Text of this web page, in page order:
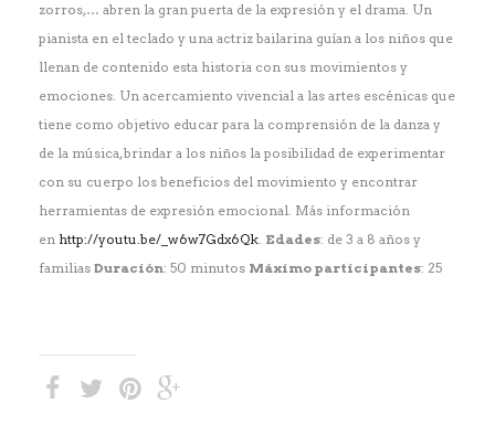
zorros,… abren la gran puerta de la expresión y el drama. Un
pianista en el teclado y una actriz bailarina guían a los niños que
llenan de contenido esta historia con sus movimientos y
emociones. Un acercamiento vivencial a las artes escénicas que
tiene como objetivo educar para la comprensión de la danza y
de la música, brindar a los niños la posibilidad de experimentar
con su cuerpo los beneficios del movimiento y encontrar
herramientas de expresión emocional. Más información
en http://youtu.be/_w6w7Gdx6Qk. Edades: de 3 a 8 años y
familias Duración: 50 minutos Máximo participantes: 25